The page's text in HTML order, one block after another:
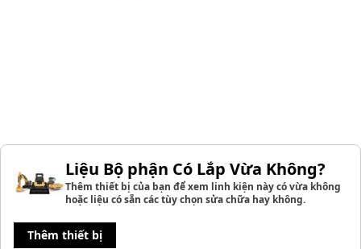
Liệu Bộ phận Có Lắp Vừa Không?
Thêm thiết bị của bạn để xem linh kiện này có vừa không
hoặc liệu có sẵn các tùy chọn sửa chữa hay không.
Thêm thiết bị